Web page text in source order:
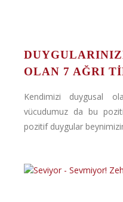
OLAN 7 AĞRI
Kendimizi duygusal
vücudumuz da bu
pozitif duygular